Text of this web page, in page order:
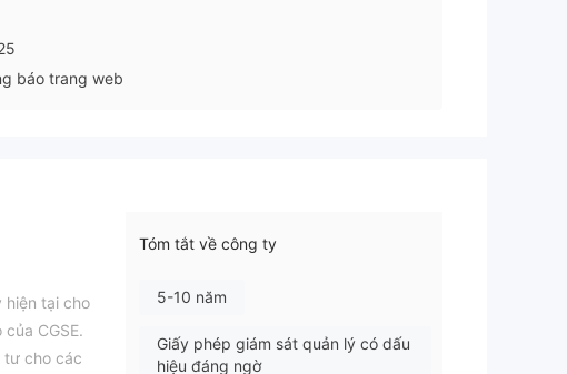
báo trang web
hiện tại cho
CGSE.
tư cho các
Tóm tắt về công ty
5-10 năm
Giấy phép giám sát quản lý có dấu
hiệu đáng ngờ